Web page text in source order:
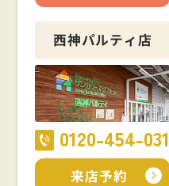
西神パルティ店
0120-454-031
来店予約